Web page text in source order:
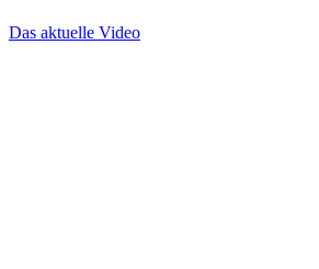
Das aktuelle Video